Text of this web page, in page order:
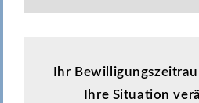
Ihr
Ihre Situation